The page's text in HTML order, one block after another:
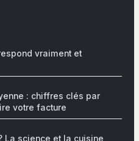
vraiment et
: chiffres clés par
votre facture
La science et la cuisine